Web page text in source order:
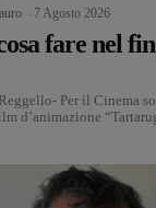
7 Agosto 2026
fare nel
Per il Cinema
d’animazione